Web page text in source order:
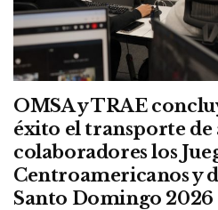
OMSA y TRAE
éxito el transporte de
colaboradores los
Centroamericanos y
Santo Domingo 2026